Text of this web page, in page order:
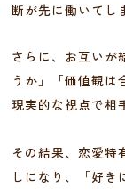
断が先に働いてし
さらに、お互いが
うか」「価値観は
現実的な視点で相
その結果、恋愛特
しになり、「好き